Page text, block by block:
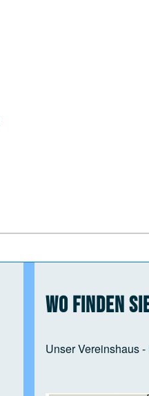
Wo finden
Unser Vereinshaus